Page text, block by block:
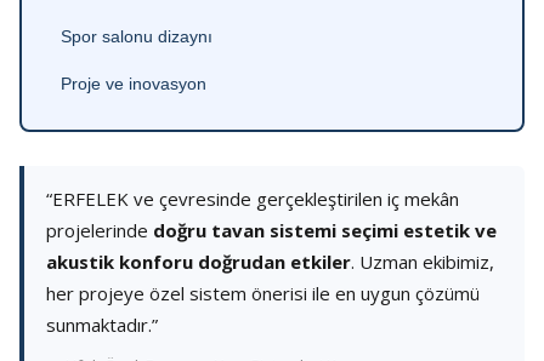
Spor salonu dizaynı
Proje ve inovasyon
“ERFELEK ve çevresinde gerçekleştirilen iç mekân
projelerinde doğru tavan sistemi seçimi estetik ve
akustik konforu doğrudan etkiler. Uzman ekibimiz,
her projeye özel sistem önerisi ile en uygun çözümü
sunmaktadır.”